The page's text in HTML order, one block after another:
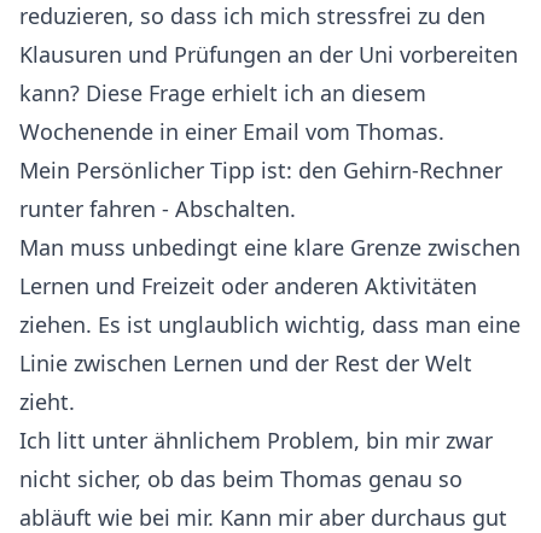
reduzieren, so dass ich mich stressfrei zu den
Klausuren und Prüfungen an der Uni vorbereiten
kann? Diese Frage erhielt ich an diesem
Wochenende in einer Email vom Thomas.
Mein Persönlicher Tipp ist: den Gehirn-Rechner
runter fahren - Abschalten.
Man muss unbedingt eine klare Grenze zwischen
Lernen und Freizeit oder anderen Aktivitäten
ziehen. Es ist unglaublich wichtig, dass man eine
Linie zwischen Lernen und der Rest der Welt
zieht.
Ich litt unter ähnlichem Problem, bin mir zwar
nicht sicher, ob das beim Thomas genau so
abläuft wie bei mir. Kann mir aber durchaus gut